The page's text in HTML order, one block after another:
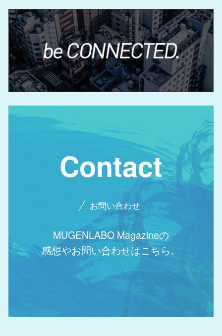
Contact
お問い合わせ
MUGENLABO Magazineの
感想やお問い合わせはこちら。